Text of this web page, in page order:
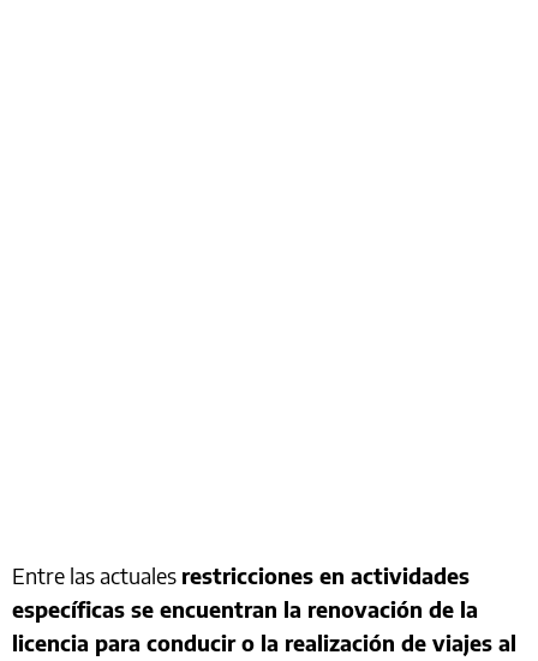
Entre las actuales restricciones en actividades
específicas se encuentran la renovación de la
licencia para conducir o la realización de viajes al